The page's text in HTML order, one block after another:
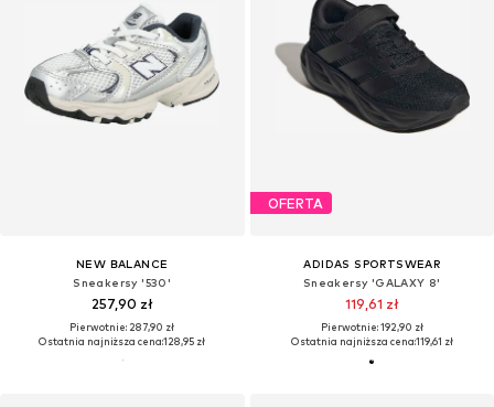
NEW BALANCE
Sneakersy '530'
257,90 zł
Pierwotnie: 287,90 zł
Ostatnia najniższa cena:128,95 zł
OFERTA
ADIDAS SPORTSWEAR
Sneakersy 'GALAXY 8'
119,61 zł
Pierwotnie: 192,90 zł
Ostatnia najniższa cena:119,61 zł